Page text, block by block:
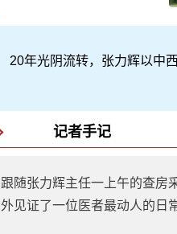
20年光阴流转，张力辉以中
记者手记
跟随张力辉主任一上午的查房
外见证了一位医者最动人的日常